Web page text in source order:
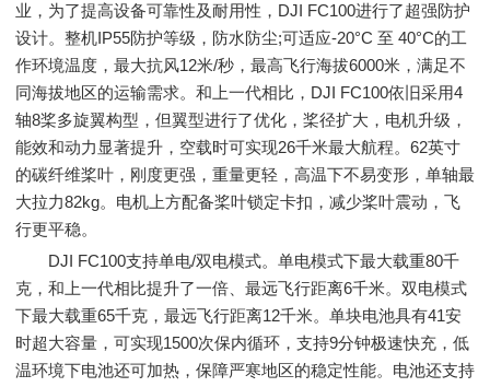
业，为了提高设备可靠性及耐用性，DJI FC100进行了超强防护
设计。整机IP55防护等级，防水防尘;可适应-20°C 至 40°C的工
作环境温度，最大抗风12米/秒，最高飞行海拔6000米，满足不
同海拔地区的运输需求。和上一代相比，DJI FC100依旧采用4
轴8桨多旋翼构型，但翼型进行了优化，桨径扩大，电机升级，
能效和动力显著提升，空载时可实现26千米最大航程。62英寸
的碳纤维桨叶，刚度更强，重量更轻，高温下不易变形，单轴最
大拉力82kg。电机上方配备桨叶锁定卡扣，减少桨叶震动，飞
行更平稳。
DJI FC100支持单电/双电模式。单电模式下最大载重80千
克，和上一代相比提升了一倍、最远飞行距离6千米。双电模式
下最大载重65千克，最远飞行距离12千米。单块电池具有41安
时超大容量，可实现1500次保内循环，支持9分钟极速快充，低
温环境下电池还可加热，保障严寒地区的稳定性能。电池还支持